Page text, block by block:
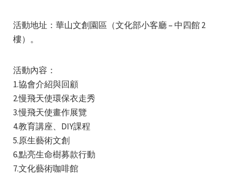
活動地址：華山文創園區（文化部小客廳 – 中四館 2
樓）。
活動內容：
1.協會介紹與回顧
2.慢飛天使環保衣走秀
3.慢飛天使畫作展覽
4.教育講座、DIY課程
5.原生藝術文創
6.點亮生命樹募款行動
7.文化藝術咖啡館